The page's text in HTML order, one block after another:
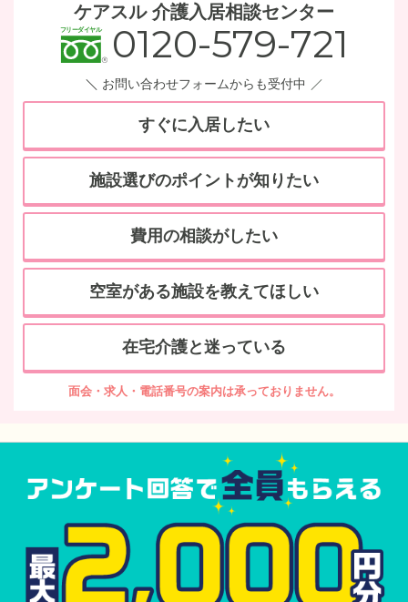
ケアスル 介護入居相談センター
0120-579-721
お問い合わせフォームからも受付中
すぐに入居したい
施設選びのポイントが知りたい
費用の相談がしたい
空室がある施設を教えてほしい
在宅介護と迷っている
面会・求人・電話番号の案内は承っておりません。